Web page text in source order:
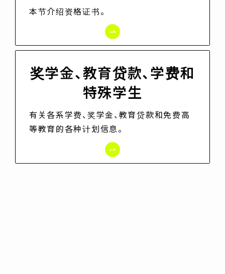
本节介绍资格证书。
奖学金、教育贷款、学费和
特殊学生
有关各系学费、奖学金、教育贷款和免费高
等教育的各种计划信息。